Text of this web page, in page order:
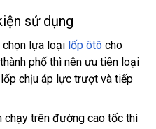
sử dụng
chọn lựa loại lốp ôtô cho
phố thì nên ưu tiên loại
chịu áp lực trượt và tiếp
chạy trên đường cao tốc thì